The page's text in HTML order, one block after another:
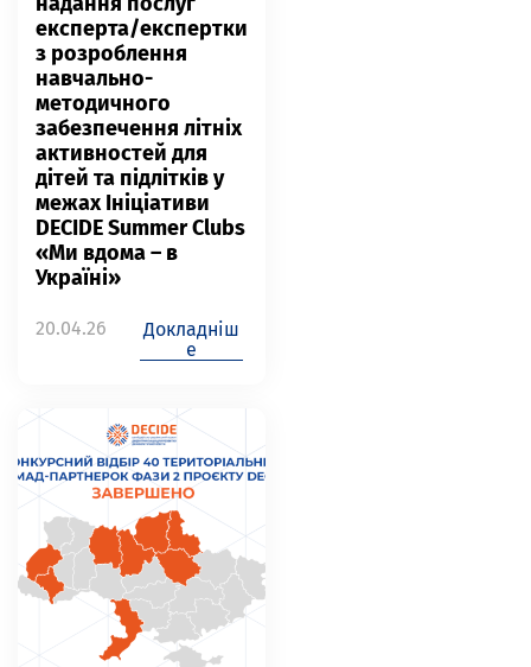
експерта/експертки
з розроблення
навчально-
методичного
забезпечення літніх
активностей для
дітей та підлітків у
межах Ініціативи
DECIDE Summer Clubs
«Ми вдома – в
Україні»
20.04.26
Докладніш
е